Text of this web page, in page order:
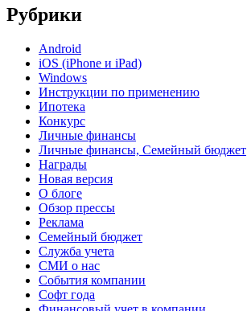
Рубрики
Android
iOS (iPhone и iPad)
Windows
Инструкции по применению
Ипотека
Конкурс
Личные финансы
Личные финансы, Семейный бюджет
Награды
Новая версия
О блоге
Обзор прессы
Реклама
Семейный бюджет
Служба учета
СМИ о нас
События компании
Софт года